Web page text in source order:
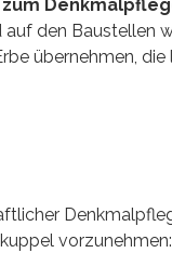
den Baustellen
übernehmen,